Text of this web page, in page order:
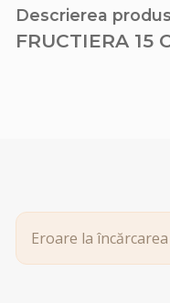
Descrierea
FRUCTIERA 15
Eroare la